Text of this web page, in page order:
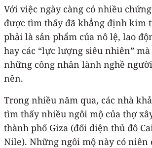
Với việc ngày càng có nhiều
được tìm thấy đã khẳng định kim
phải là sản phẩm của nô lệ, lao
hay các “lực lượng siêu nhiên”
những công nhân lành nghề
nên.
Trong nhiều năm qua, các nhà
tìm thấy nhiều ngôi mộ của thợ
thành phố Giza (đối diện thủ đô
Nile). Những ngôi mộ này có niên